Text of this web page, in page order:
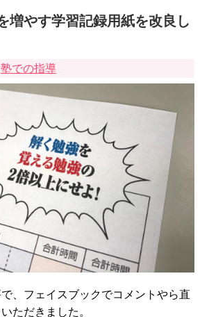
増やす学習記録用紙を改良し
塾での指導
、フェイスブックでコメントやら直
ただきました。